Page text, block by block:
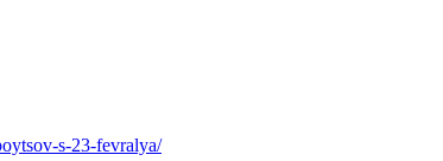
s-23-fevralya/